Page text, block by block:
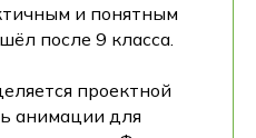
и понятным
после 9 класса.
проектной
анимации для